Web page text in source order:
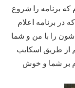
که برنامه را شروع
در برنامه اعلام
را با من و شما
از طریق اسکایپ
بر شما و خوش